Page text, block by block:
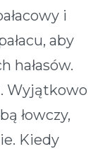
i
aby
hałasów.
Wyjątkowo
łowczy,
Kiedy